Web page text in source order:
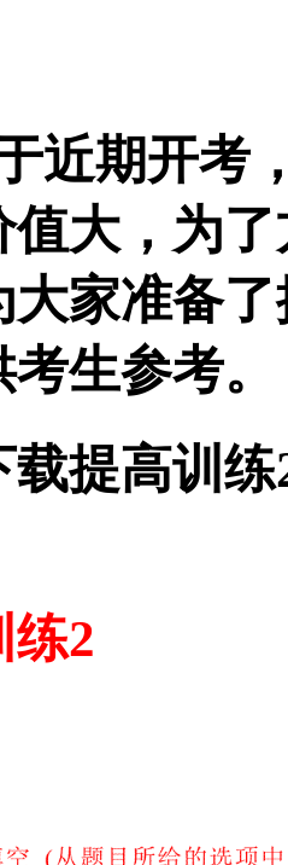
近期开考
值大，为
家准备
生参考。
提高训
练2